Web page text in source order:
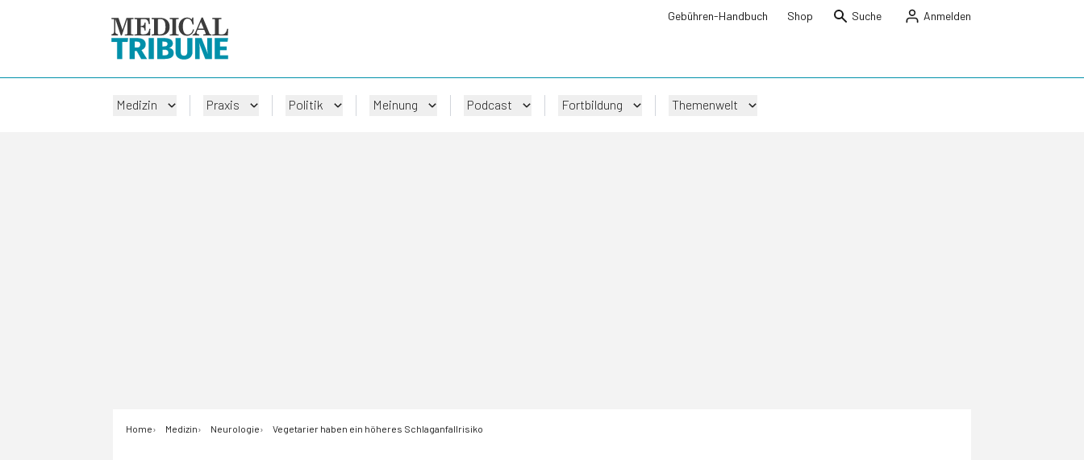
Gebühren-Handbuch Shop Suche Anmelden
Medizin Praxis Politik Meinung Podcast Fortbildung Themenwelt
Home Medizin Neurologie Vegetarier haben ein höheres Schlaganfallrisiko